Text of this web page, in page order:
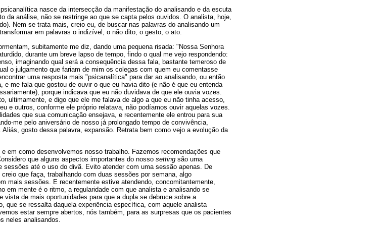
nasce da intersecção da manifestação do analisando e da escuta
da análise, não se restringe ao que se capta pelos ouvidos. O analista, hoje,
Nem se trata mais, creio eu, de buscar nas palavras do analisando um
em palavras o indizível, o não dito, o gesto, o ato.
subitamente me diz, dando uma pequena risada: "Nossa Senhora
durante um breve lapso de tempo, findo o qual me vejo respondendo:
imaginando qual será a consequência dessa fala, bastante temeroso de
o julgamento que fariam de mim os colegas com quem eu comentasse
uma resposta mais "psicanalítica" para dar ao analisando, ou então
me fala que gostou de ouvir o que eu havia dito (e não é que eu entenda
porque indicava que eu não duvidava de que ele ouvia vozes.
ultimamente, e digo que ele me falava de algo a que eu não tinha acesso,
e outros, conforme ele próprio relatava, não podíamos ouvir aquelas vozes.
que sua comunicação ensejava, e recentemente ele entrou para sua
me pelo aniversário de nosso já prolongado tempo de convivência,
gosto dessa palavra, expansão. Retrata bem como vejo a evolução da
em como desenvolvemos nosso trabalho. Fazemos recomendações que
que alguns aspectos importantes do nosso setting são uma
até o uso do divã. Evito atender com uma sessão apenas. De
que faça, trabalhando com duas sessões por semana, algo
mais sessões. E recentemente estive atendendo, concomitantemente,
em mente é o ritmo, a regularidade com que analista e analisando se
de mais oportunidades para que a dupla se debruce sobre a
que se ressalta daquela experiência específica, com aquele analista
estar sempre abertos, nós também, para as surpresas que os pacientes
neles analisandos.